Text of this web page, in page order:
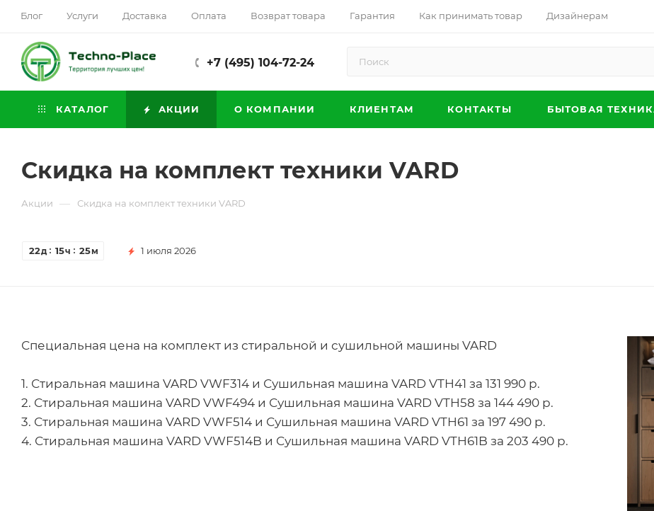
Блог Услуги Доставка Оплата Возврат товара Гарантия Как принимать товар Дизайнерам
+7 (495) 104-72-24
КАТАЛОГ АКЦИИ О КОМПАНИИ КЛИЕНТАМ КОНТАКТЫ БЫТОВАЯ
Скидка на комплект техники VARD
Акции — Скидка на комплект техники VARD
22д 15ч 25м 1 июля 2026
Специальная цена на комплект из стиральной и сушильной машины VARD
1. Стиральная машина VARD VWF314 и Сушильная машина VARD VTH41 за 131 990 р.
2. Стиральная машина VARD VWF494 и Сушильная машина VARD VTH58 за 144 490 р.
3. Стиральная машина VARD VWF514 и Сушильная машина VARD VTH61 за 197 490 р.
4. Стиральная машина VARD VWF514B и Сушильная машина VARD VTH61B за 203 490 р.